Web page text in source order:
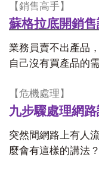
【銷售高手】
蘇格拉底開銷
業務員賣不出產品
自己沒有買產品的需
【危機處理】
九步驟處理網
突然間網路上有人
麼會有這樣的講法